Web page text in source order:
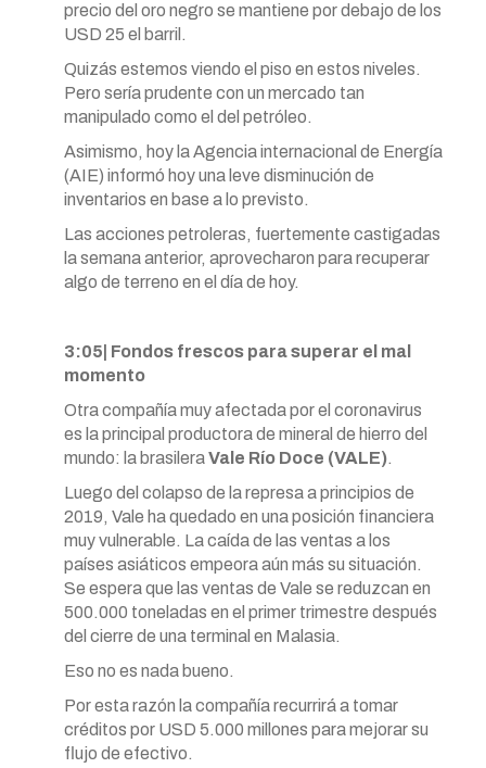
precio del oro negro se mantiene por debajo de los
USD 25 el barril.
Quizás estemos viendo el piso en estos niveles.
Pero sería prudente con un mercado tan
manipulado como el del petróleo.
Asimismo, hoy la Agencia internacional de Energía
(AIE) informó hoy una leve disminución de
inventarios en base a lo previsto.
Las acciones petroleras, fuertemente castigadas
la semana anterior, aprovecharon para recuperar
algo de terreno en el día de hoy.
3:05| Fondos frescos para superar el mal
momento
Otra compañía muy afectada por el coronavirus
es la principal productora de mineral de hierro del
mundo: la brasileraVale Río Doce (VALE).
Luego del colapso de la represa a principios de
2019, Vale ha quedado en una posición financiera
muy vulnerable. La caída de las ventas a los
países asiáticos empeora aún más su situación.
Se espera que las ventas de Vale se reduzcan en
500.000 toneladas en el primer trimestre después
del cierre de una terminal en Malasia.
Eso no es nada bueno.
Por esta razón la compañía recurrirá a tomar
créditos por USD 5.000 millones para mejorar su
flujo de efectivo.